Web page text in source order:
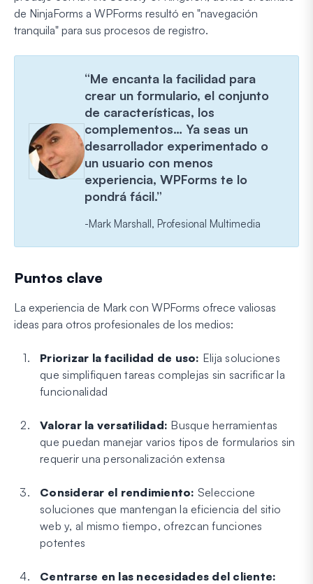
de NinjaForms a WPForms resultó en "navegación
tranquila" para sus procesos de registro.
“Me encanta la facilidad para
crear un formulario, el conjunto
de características, los
complementos… Ya seas un
desarrollador experimentado o
un usuario con menos
experiencia, WPForms te lo
pondrá fácil.”
-Mark Marshall, Profesional Multimedia
Puntos clave
La experiencia de Mark con WPForms ofrece valiosas
ideas para otros profesionales de los medios:
Priorizar la facilidad de uso: Elija soluciones
que simplifiquen tareas complejas sin sacrificar la
funcionalidad
Valorar la versatilidad: Busque herramientas
que puedan manejar varios tipos de formularios sin
requerir una personalización extensa
Considerar el rendimiento: Seleccione
soluciones que mantengan la eficiencia del sitio
web y, al mismo tiempo, ofrezcan funciones
potentes
Centrarse en las necesidades del cliente: